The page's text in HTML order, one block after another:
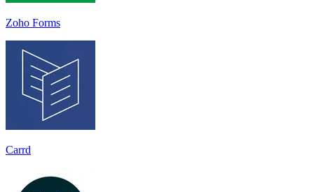
Zoho Forms
Carrd